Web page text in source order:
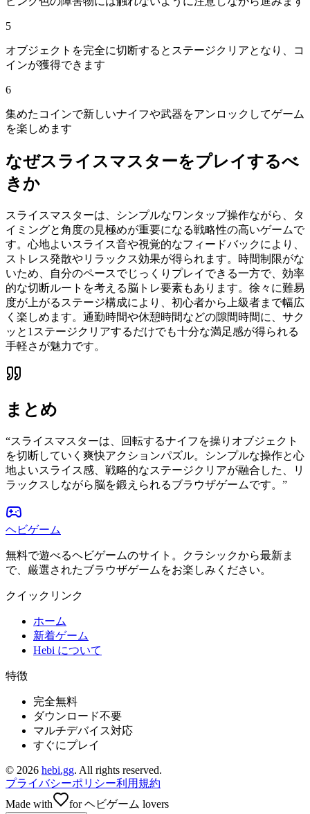
5
オブジェクトを完全に切断するとステージクリアとなり、コ
インが獲得できます
6
集めたコインで新しいナイフや武器をアンロックしてゲーム
を楽しめます
なぜスライスマスターをプレイするべ
きか
スライスマスターは、シンプルなワンタップ操作ながら、タ
イミングと角度の見極めが重要になる戦略性の高いゲームで
す。心地よいスライス音や視覚的なフィードバックにより、
ストレス発散やリラックス効果が得られます。時間制限がな
いため、自分のペースでじっくりプレイできる一方で、効率
的な切断ルートを考える脳トレ要素もあります。徐々に難易
度が上がるステージ構成により、初心者から上級者まで幅広
く楽しめます。通勤時間や休憩時間などの隙間時間に、サク
ッと1ステージクリアするだけでも十分な満足感が得られる
手軽さが魅力です。
まとめ
“スライスマスターは、回転するナイフを操りオブジェクト
を切断していく爽快アクションパズル。シンプルな操作と心
地よいスライス感、戦略的なステージクリアが融合した、リ
ラックスしながら脳を鍛えられるブラウザゲームです。 ”
ヘビゲーム
無料で遊べるヘビゲームのサイト。クラシックから最新ま
で、厳選されたブラウザゲームをお楽しみください。
クイックリンク
ホーム
新着ゲーム
Hebi について
特徴
完全無料
ダウンロード不要
マルチデバイス対応
すぐにプレイ
© 2026 hebi.gg. All rights reserved.
プライバシーポリシー利用規約
Made with
for ヘビゲーム lovers